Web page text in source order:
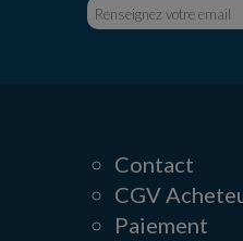
Contact
CGV
Paiement